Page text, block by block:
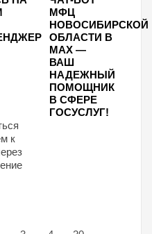
к
МФЦ
НОВОСИБИРСКОЙ
ОБЛАСТИ В
МАХ —
ВАШ
НАДЕЖНЫЙ
ПОМОЩНИК
В СФЕРЕ
ГОСУСЛУГ!